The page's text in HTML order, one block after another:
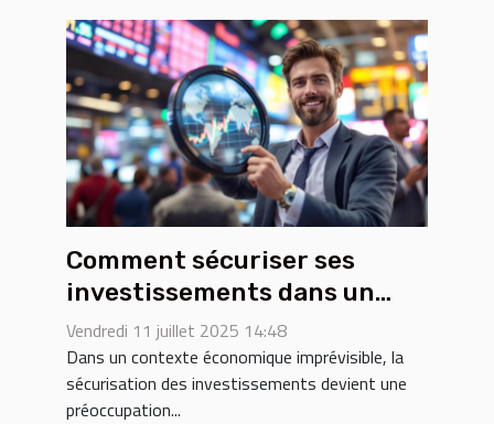
Comment sécuriser ses
investissements dans un
marché volatile ?
Vendredi 11 juillet 2025 14:48
Dans un contexte économique imprévisible, la
sécurisation des investissements devient une
préoccupation...